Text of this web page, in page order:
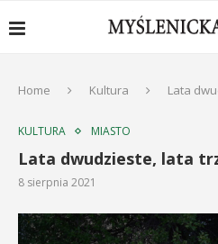
Home Kultura Lata
KULTURA MIASTO
Lata dwudzieste, lata
8 sierpnia 2021